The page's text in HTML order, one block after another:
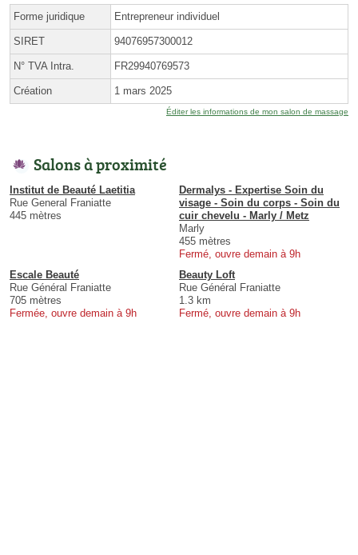
Forme juridique Entrepreneur individuel
SIRET 94076957300012
N° TVA Intra. FR29940769573
Création 1 mars 2025
Éditer les informations de mon salon de massage
Salons à proximité
Institut de Beauté Laetitia
Rue General Franiatte
445 mètres
Dermalys - Expertise Soin du
visage - Soin du corps - Soin du
cuir chevelu - Marly / Metz
Marly
455 mètres
Fermé, ouvre demain à 9h
Escale Beauté
Rue Général Franiatte
705 mètres
Fermée, ouvre demain à 9h
Beauty Loft
Rue Général Franiatte
1.3 km
Fermé, ouvre demain à 9h